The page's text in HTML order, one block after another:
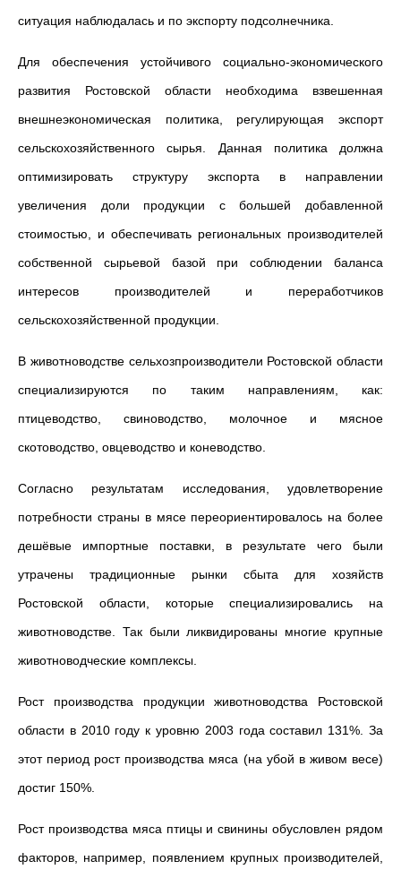
ситуация наблюдалась и по экспорту подсолнечника.
Для обеспечения устойчивого социально-экономического
развития Ростовской области необходима взвешенная
внешнеэкономическая политика, регулирующая экспорт
сельскохозяйственного сырья. Данная политика должна
оптимизировать структуру экспорта в направлении
увеличения доли продукции с большей добавленной
стоимостью, и обеспечивать региональных производителей
собственной сырьевой базой при соблюдении баланса
интересов производителей и переработчиков
сельскохозяйственной продукции.
В животноводстве сельхозпроизводители Ростовской области
специализируются по таким направлениям, как:
птицеводство, свиноводство, молочное и мясное
скотоводство, овцеводство и коневодство.
Согласно результатам исследования, удовлетворение
потребности страны в мясе переориентировалось на более
дешёвые импортные поставки, в результате чего были
утрачены традиционные рынки сбыта для хозяйств
Ростовской области, которые специализировались на
животноводстве. Так были ликвидированы многие крупные
животноводческие комплексы.
Рост производства продукции животноводства Ростовской
области в 2010 году к уровню 2003 года составил 131%. За
этот период рост производства мяса (на убой в живом весе)
достиг 150%.
Рост производства мяса птицы и свинины обусловлен рядом
факторов, например, появлением крупных производителей,